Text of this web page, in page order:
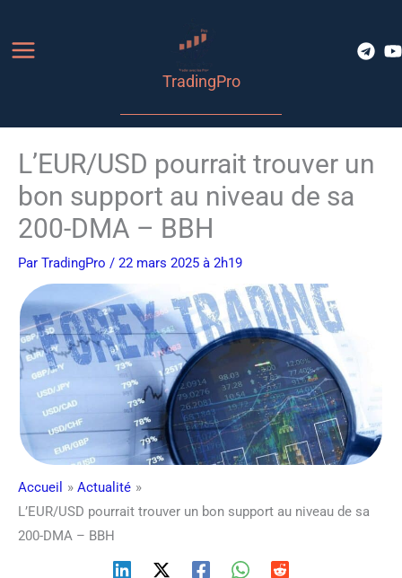
contenu
TradingPro
L’EUR/USD pourrait trouver un
bon support au niveau de sa
200-DMA – BBH
Par TradingPro / 22 mars 2025 à 2h19
Accueil
Actualité
L’EUR/USD pourrait trouver un bon support au niveau de sa
200-DMA – BBH